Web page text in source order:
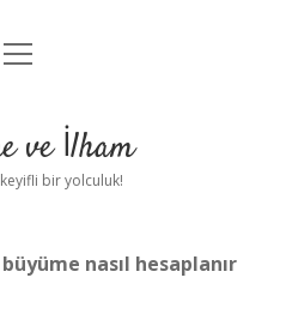
Uyarı
menüyü
ve İlham
bir yolculuk!
nasıl hesaplanır